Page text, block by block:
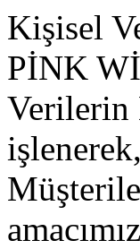
Kişisel
PİNK
Verilerin